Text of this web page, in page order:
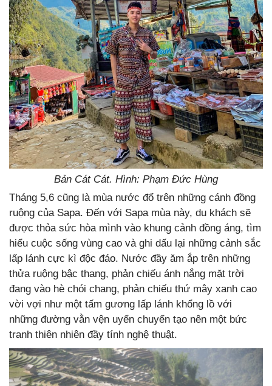
Bản Cát Cát. Hình: Phạm Đức Hùng
Tháng 5,6 cũng là mùa nước đổ trên những cánh đồng
ruộng của Sapa. Đến với Sapa mùa này, du khách sẽ
được thỏa sức hòa mình vào khung cảnh đồng áng, tìm
hiểu cuộc sống vùng cao và ghi dấu lại những cảnh sắc
lấp lánh cực kì độc đáo. Nước đầy ăm ắp trên những
thửa ruộng bậc thang, phản chiếu ánh nắng mặt trời
đang vào hè chói chang, phản chiếu thứ mây xanh cao
vời vợi như một tấm gương lấp lánh khổng lồ với
những đường vằn vện uyển chuyển tạo nên một bức
tranh thiên nhiên đầy tính nghệ thuật.